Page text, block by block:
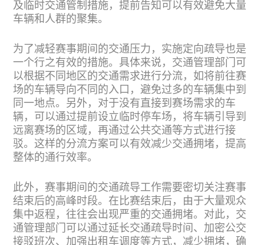
及临时交通管制措施，提前告知可以有效避免大量
车辆和人群的聚集。
为了减轻赛事期间的交通压力，实施定向疏导也是
一个行之有效的措施。具体来说，交通管理部门可
以根据不同地区的交通需求进行分流，如将前往赛
场的车辆导向不同的入口，避免过多的车辆集中到
同一地点。另外，对于没有直接到赛场需求的车
辆，可以通过提前设立临时停车场，将车辆引导到
远离赛场的区域，再通过公共交通等方式进行接
驳。这样的分流方案可以有效减少交通拥堵，提高
整体的通行效率。
此外，赛事期间的交通疏导工作需要密切关注赛事
结束后的高峰时段。在比赛结束后，由于大量观众
集中返程，往往会出现严重的交通拥堵。对此，交
通管理部门可以通过延长交通疏导时间、加密公交
接驳班次、加强出租车调度等方式，减少拥堵，确